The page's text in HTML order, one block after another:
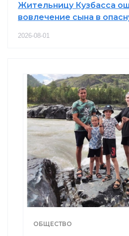
Жительницу Кузбасса
вовлечение сына в
2026-08-01
ОБЩЕСТВО